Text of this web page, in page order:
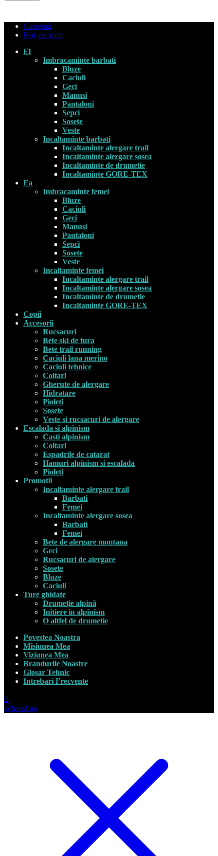
Categorii
Noi, pe scurt
El
Imbracaminte barbati
Bluze
Caciuli
Geci
Manusi
Pantaloni
Sepci
Sosete
Veste
Incaltaminte barbati
Incaltaminte alergare trail
Incaltaminte alergare sosea
Incaltaminte de drumetie
Incaltaminte GORE-TEX
Ea
Imbracaminte femei
Bluze
Caciuli
Geci
Manusi
Pantaloni
Sepci
Sosete
Veste
Incaltaminte femei
Incaltaminte alergare trail
Incaltaminte alergare sosea
Incaltaminte de drumetie
Incaltaminte GORE-TEX
Copii
Accesorii
Rucsacuri
Bete ski de tura
Bete trail running
Caciuli lana merino
Caciuli tehnice
Coltari
Gherute de alergare
Hidratare
Pioleti
Sosete
Veste si rucsacuri de alergare
Escalada si alpinism
Casti alpinism
Coltari
Espadrile de catarat
Hamuri alpinism si escalada
Pioleti
Promotii
Incaltaminte alergare trail
Barbati
Femei
Incaltaminte alergare sosea
Barbati
Femei
Bete de alergare montana
Geci
Rucsacuri de alergare
Sosete
Bluze
Caciuli
Ture ghidate
Drumeție alpină
Initiere in alpinism
O altfel de drumetie
Povestea Noastra
Misiunea Mea
Viziunea Mea
Brandurile Noastre
Glosar Tehnic
Intrebari Frecvente
WhatsApp